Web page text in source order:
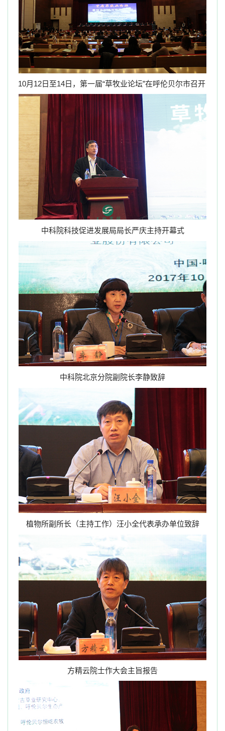
10月 12日至14日，第一届“草牧业论坛”在呼伦贝尔市召开
中科院科技促进发展局局长严庆主持开幕式
中科院北京分院副院长李静致辞
植物所副所长（主持工作）汪小全代表承办单位致辞
方精云院士作大会主旨报告